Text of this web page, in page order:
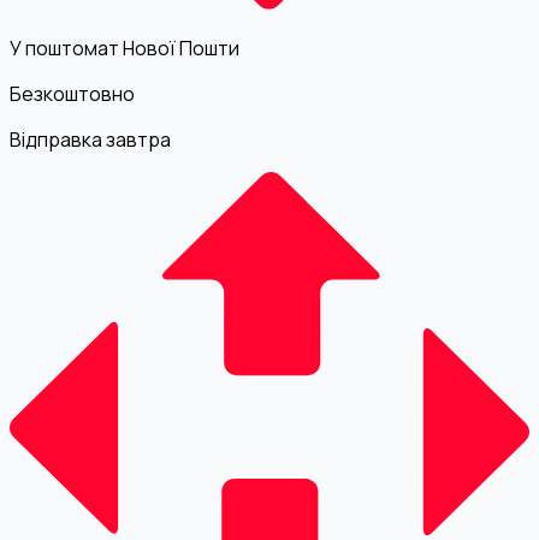
У поштомат Нової Пошти
Безкоштовно
Відправка завтра